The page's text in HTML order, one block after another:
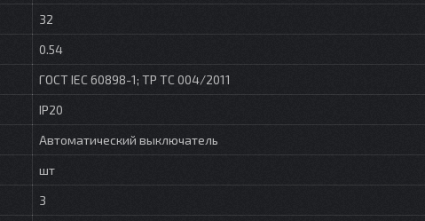
32
0.54
ГОСТ IEC 60898-1; ТР ТС 004/2011
IP20
Автоматический выключатель
шт
3